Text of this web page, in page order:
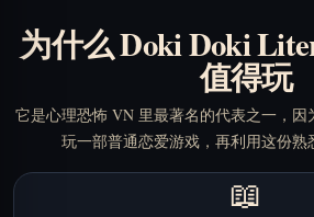
为什么 Doki Doki
值得玩
它是心理恐怖 VN 里最著名的代表之一，
玩一部普通恋爱游戏，再利用这份熟
📖